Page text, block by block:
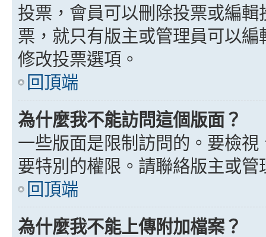
投票，會員可以刪除投票或編
票，就只有版主或管理員可以
修改投票選項。
回頂端
為什麼我不能訪問這個版面？
一些版面是限制訪問的。要檢
要特別的權限。請聯絡版主或管
回頂端
為什麼我不能上傳附加檔案？